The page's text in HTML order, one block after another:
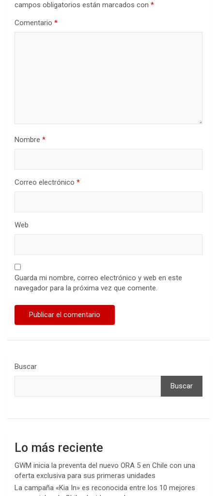
campos obligatorios están marcados con *
Comentario *
Nombre *
Correo electrónico *
Web
Guarda mi nombre, correo electrónico y web en este
navegador para la próxima vez que comente.
Buscar
Buscar
Lo más reciente
GWM inicia la preventa del nuevo ORA 5 en Chile con una
oferta exclusiva para sus primeras unidades
La campaña «Kia In» es reconocida entre los 10 mejores